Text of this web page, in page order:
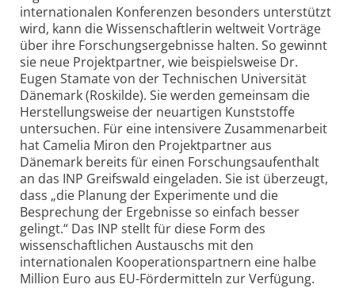
internationalen Konferenzen besonders unterstützt
wird, kann die Wissenschaftlerin weltweit Vorträge
über ihre Forschungsergebnisse halten. So gewinnt
sie neue Projektpartner, wie beispielsweise Dr.
Eugen Stamate von der Technischen Universität
Dänemark (Roskilde). Sie werden gemeinsam die
Herstellungsweise der neuartigen Kunststoffe
untersuchen. Für eine intensivere Zusammenarbeit
hat Camelia Miron den Projektpartner aus
Dänemark bereits für einen Forschungsaufenthalt
an das INP Greifswald eingeladen. Sie ist überzeugt,
dass „die Planung der Experimente und die
Besprechung der Ergebnisse so einfach besser
gelingt.“ Das INP stellt für diese Form des
wissenschaftlichen Austauschs mit den
internationalen Kooperationspartnern eine halbe
Million Euro aus EU-Fördermitteln zur Verfügung.